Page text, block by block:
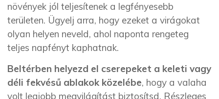
növények jól teljesítenek a legfényesebb
területen. Ügyelj arra, hogy ezeket a virágokat
olyan helyen neveld, ahol naponta rengeteg
teljes napfényt kaphatnak.
Beltérben helyezd el cserepeket a keleti vagy
déli fekvésű ablakok közelébe, hogy a valaha
volt legjobb megvilágítást biztosítsd. Részleges